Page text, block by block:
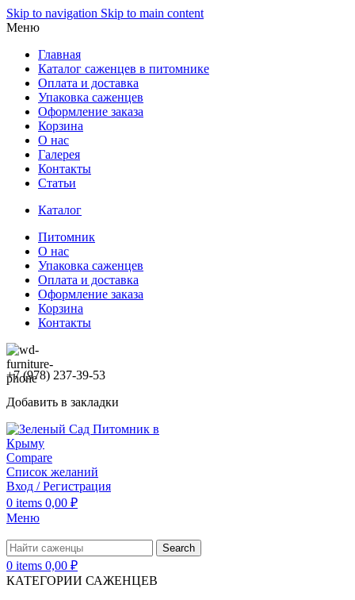
Skip to navigation Skip to main content
Меню
Главная
Каталог саженцев в питомнике
Оплата и доставка
Упаковка саженцев
Оформление заказа
Корзина
О нас
Галерея
Контакты
Статьи
Каталог
Питомник
О нас
Упаковка саженцев
Оплата и доставка
Оформление заказа
Корзина
Контакты
+7 (978) 237-39-53
Добавить в закладки
Compare
Список желаний
Вход / Регистрация
0 items 0,00 ₽
Меню
Search
0 items 0,00 ₽
КАТЕГОРИИ САЖЕНЦЕВ